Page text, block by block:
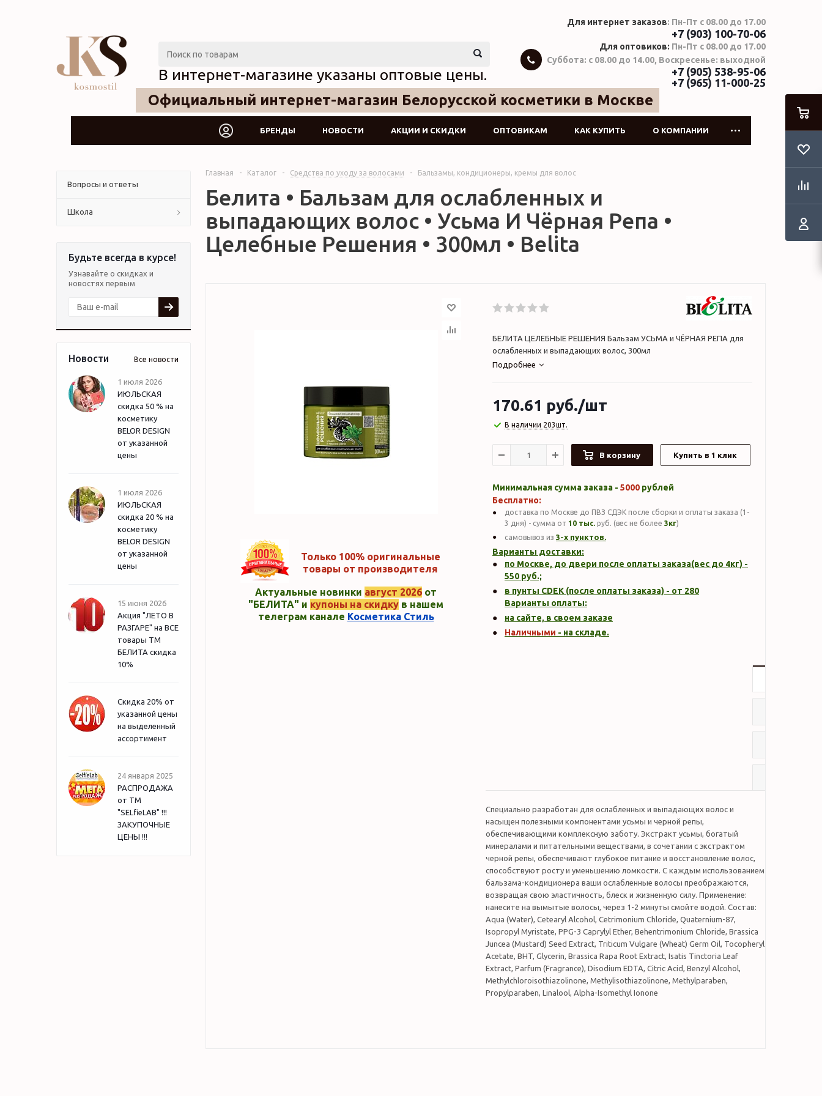
Официальный интернет-магазин Белорусской косметики в Москве
В интернет-магазине указаны оптовые цены.
Для интернет заказов: Пн-Пт с 08.00 до 17.00
+7 (903) 100-70-06
Для оптовиков: Пн-Пт с 08.00 до 17.00
Суббота: с 08.00 до 14.00, Воскресенье: выходной
+7 (905) 538-95-06
+7 (965) 11-000-25
БРЕНДЫ НОВОСТИ АКЦИИ И СКИДКИ ОПТОВИКАМ КАК КУПИТЬ О КОМПАНИИ
Вопросы и ответы
Школа
Будьте всегда в курсе!
Узнавайте о скидках и
новостях первым
Новости Все новости
1 июля 2026
ИЮЛЬСКАЯ
скидка 50 % на
косметику
BELOR DESIGN
от указанной
цены
1 июля 2026
ИЮЛЬСКАЯ
скидка 20 % на
косметику
BELOR DESIGN
от указанной
цены
15 июня 2026
Акция "ЛЕТО В
РАЗГАРЕ" на ВСЕ
товары ТМ
БЕЛИТА скидка
10%
Скидка 20% от
указанной цены
на выделенный
ассортимент
24 января 2025
РАСПРОДАЖА
от ТМ
"SELfieLAB" !!!
ЗАКУПОЧНЫЕ
ЦЕНЫ !!!
Главная - Каталог - Средства по уходу за волосами - Бальзамы, кондиционеры, кремы для волос
Белита • Бальзам для ослабленных и
выпадающих волос • Усьма И Чёрная Репа •
Целебные Решения • 300мл • Belita
Только 100% оригинальные
товары от производителя
Актуальные новинки август 2026 от
"БЕЛИТА" и купоны на скидку в нашем
телеграм канале Косметика Стиль
БЕЛИТА ЦЕЛЕБНЫЕ РЕШЕНИЯ Бальзам УСЬМА и ЧЁРНАЯ РЕПА для
ослабленных и выпадающих волос, 300мл
Подробнее
170.61 руб./шт
В наличии 203шт.
В корзину Купить в 1 клик
Минимальная сумма заказа - 5000 рублей
Бесплатно:
доставка по Москве до ПВЗ СДЭК после сборки и оплаты заказа (1-
3 дня) - сумма от 10 тыс. руб. (вес не более 3кг)
самовывоз из 3-х пунктов.
Варианты доставки:
по Москве, до двери после оплаты заказа(вес до 4кг) -
550 руб.;
в пунты CDEK (после оплаты заказа) - от 280
Варианты оплаты:
на сайте, в своем заказе
Наличными - на складе.
Специально разработан для ослабленных и выпадающих волос и
насыщен полезными компонентами усьмы и черной репы,
обеспечивающими комплексную заботу. Экстракт усьмы, богатый
минералами и питательными веществами, в сочетании с экстрактом
черной репы, обеспечивают глубокое питание и восстановление волос,
способствуют росту и уменьшению ломкости. С каждым использованием
бальзама-кондиционера ваши ослабленные волосы преображаются,
возвращая свою эластичность, блеск и жизненную силу. Применение:
нанесите на вымытые волосы, через 1-2 минуты смойте водой. Состав:
Aqua (Water), Cetearyl Alcohol, Cetrimonium Chloride, Quaternium-87,
Isopropyl Myristate, PPG-3 Caprylyl Ether, Behentrimonium Chloride, Brassica
Juncea (Mustard) Seed Extract, Triticum Vulgare (Wheat) Germ Oil, Tocopheryl
Acetate, BHT, Glycerin, Brassica Rapa Root Extract, Isatis Tinctoria Leaf
Extract, Parfum (Fragrance), Disodium EDTA, Citric Acid, Benzyl Alcohol,
Methylchloroisothiazolinone, Methylisothiazolinone, Methylparaben,
Propylparaben, Linalool, Alpha-Isomethyl Ionone